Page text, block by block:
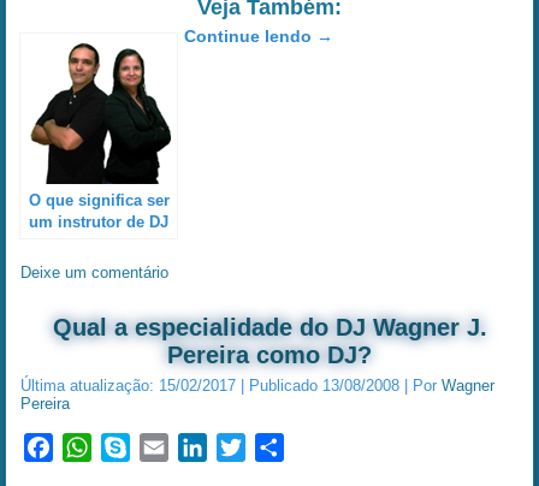
Veja Também:
O que significa ser
um instrutor de DJ
treinamento?…
Continue lendo →
Deixe um comentário
Qual a especialidade do DJ Wagner J.
Pereira como DJ?
Última atualização: 15/02/2017 Publicado 13/08/2008 Por Wagner
Pereira
FacebookWhatsApp
Skype Email LinkedInTwitter